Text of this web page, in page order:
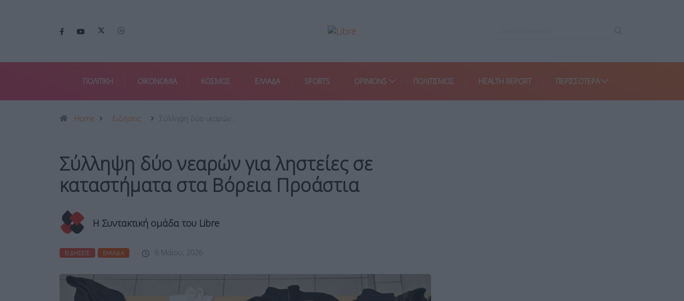
ΠΟΛΙΤΙΚΗ ΟΙΚΟΝΟΜΙΑ ΚΟΣΜΟΣ ΕΛΛΑΔΑ SPORTS OPINIONS ΠΟΛΙΤΙΣΜΟΣ HEALTH REPORT ΠΕΡΙΣΣΌΤΕΡΑ
Home Ειδήσεις Σύλληψη δύο νεαρών…
Σύλληψη δύο νεαρών για ληστείες σε
καταστήματα στα Βόρεια Προάστια
Η Συντακτική ομάδα του Libre
ΕΙΔΉΣΕΙΣ ΕΛΛΆΔΑ 6 Μαΐου, 2026